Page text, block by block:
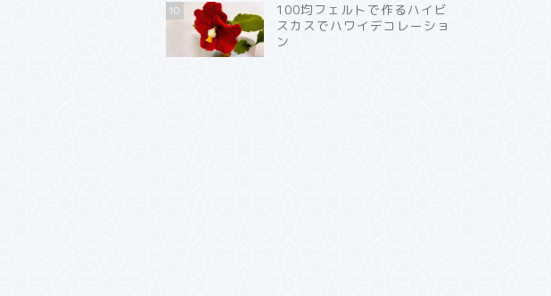
10
100均フェルトで作るハイビ
スカスでハワイデコレーショ
ン